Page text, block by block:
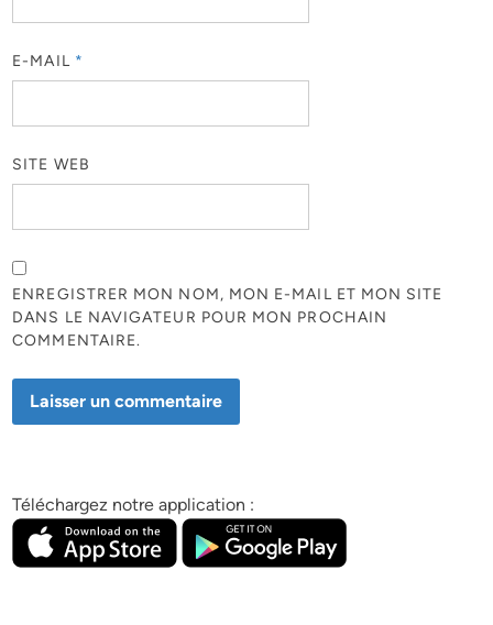
E-MAIL *
SITE WEB
ENREGISTRER MON NOM, MON E-MAIL ET MON SITE
DANS LE NAVIGATEUR POUR MON PROCHAIN
COMMENTAIRE.
Téléchargez notre application :